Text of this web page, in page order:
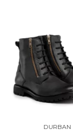
DURBAN